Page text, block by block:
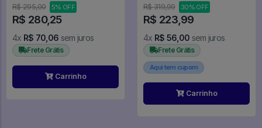
#1863
R$ 295,00 5% OFF
R$ 280,25
4x R$ 70,06 sem juros
Frete Grátis
Carrinho
R$ 319,99 30% OFF
R$ 223,99
4x R$ 56,00 sem juros
Frete Grátis
Aqui tem cupom
Carrinho